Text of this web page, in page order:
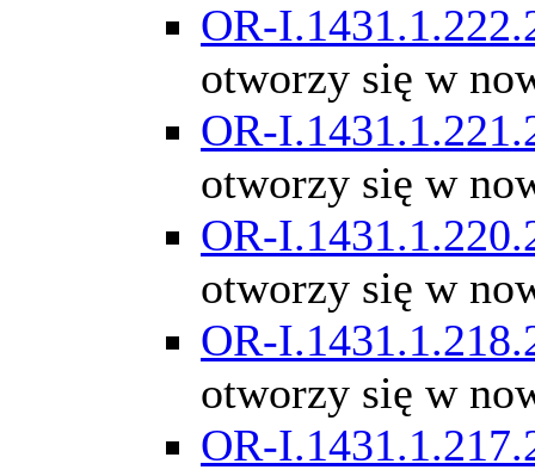
OR-
otworzy się w
OR-
otworzy się w
OR-
otworzy się w
OR-
otworzy się w
OR-